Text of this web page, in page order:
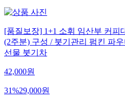
[품질보장] 1+1 소휘 임산부 커피
(2주분) 구성 / 붓기관리 펌킨 파
선물 붓기차
42,000원
31%29,000원